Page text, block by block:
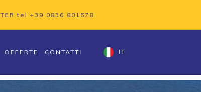
tel +39 0836 801578
OFFERTE CONTATTI IT